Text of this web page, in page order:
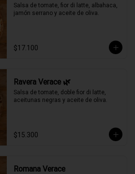
Salsa de tomate, fior di latte, albahaca,
jamón serrano y aceite de oliva.
$17.100
Ravera Verace 🌿
Salsa de tomate, doble fior di latte,
aceitunas negras y aceite de oliva.
$15.300
Romana Verace